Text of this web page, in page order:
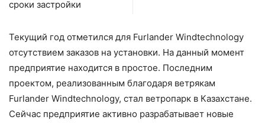
сроки застройки
Текущий год отметился для Furlander Windtechnology
отсутствием заказов на установки. На данный момент
предприятие находится в простое. Последним
проектом, реализованным благодаря ветрякам
Furlander Windtechnology, стал ветропарк в Казахстане.
Сейчас предприятие активно разрабатывает новые